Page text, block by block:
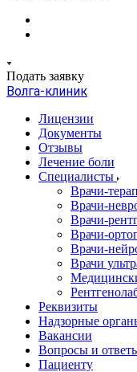
Подать заявку
Волга-клиник
Лицензии
Документы
Отзывы
Лечение боли
Специалисты
Врачи-
Врачи-
Врачи-
Врачи-
Врачи-
Врачи
Реквизиты
Надзорные
Вакансии
Вопросы и
Пациенту